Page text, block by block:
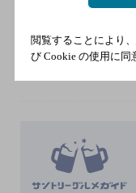
閲覧することにより、
び Cookie の使用に同